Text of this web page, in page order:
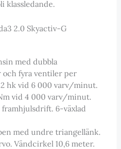
klassledande.
2.0 Skyactiv-G
med dubbla
och fyra ventiler per
hk vid 6 000 varv/minut.
vid 4 000 varv/minut.
6-växlad
med undre triangellänk.
Vändcirkel 10,6 meter.